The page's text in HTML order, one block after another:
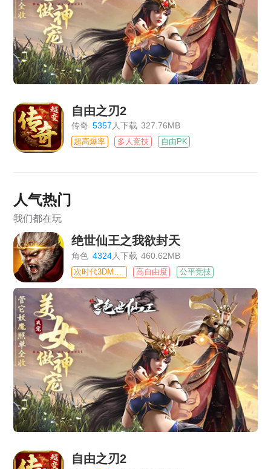
自由之刃2
传奇 5357 人下载 327.76MB
超高爆率 多人竞技 自由PK
人气热门
我们都在玩
绝世仙王之我欲封天
角色 4324人下载 460.62MB
高自由度 公平竞技
自由之刃2